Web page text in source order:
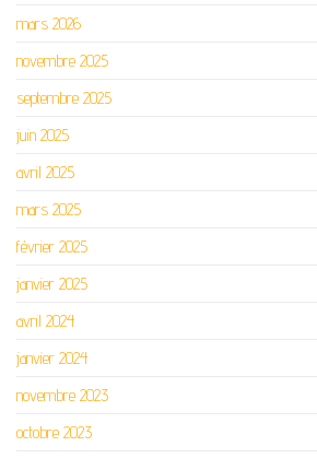
mars 2026
novembre 2025
septembre 2025
juin 2025
avril 2025
mars 2025
février 2025
janvier 2025
avril 2024
janvier 2024
novembre 2023
octobre 2023